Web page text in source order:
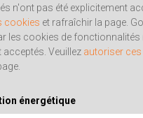
n'ont pas été explicitement
cookies et rafraîchir la page.
les cookies de fonctionnalités
acceptés. Veuillez autoriser
énergétique